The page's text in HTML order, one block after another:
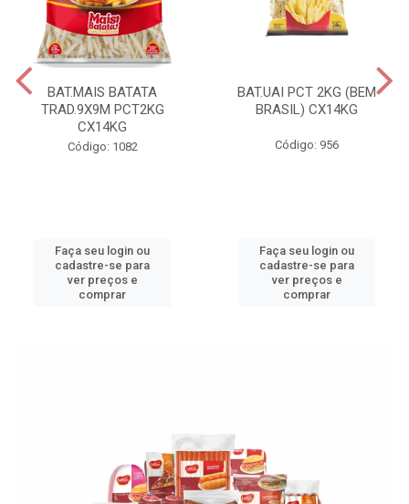
BAT.MAIS BATATA
TRAD.9X9M PCT2KG
CX14KG
Código: 1082
Faça seu login ou
cadastre-se para
ver preços e
comprar
BAT.UAI PCT 2KG (BEM
BRASIL) CX14KG
Código: 956
Faça seu login ou
cadastre-se para
ver preços e
comprar